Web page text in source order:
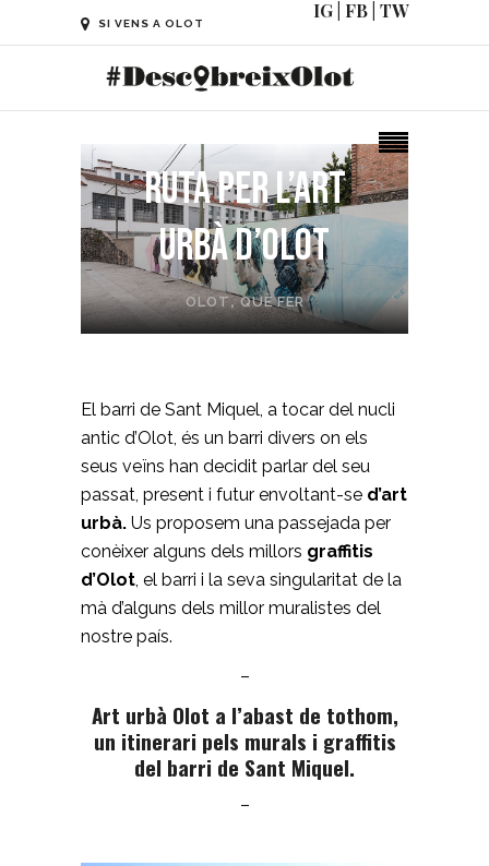
SI VENS A OLOT
IG FB TW
Ruta per l’art
urbà d’Olot
OLOT,QUÈ FER
El barri de Sant Miquel, a tocar del nucli
antic d’Olot, és un barri divers on els
seus veïns han decidit parlar del seu
passat, present i futur envoltant-se d’art
urbà. Us proposem una passejada per
conèixer alguns dels millors graffitis
d’Olot, el barri i la seva singularitat de la
mà d’alguns dels millor muralistes del
nostre país.
–
Art urbà Olot a l’abast de tothom,
un itinerari pels murals i graffitis
del barri de Sant Miquel.
–